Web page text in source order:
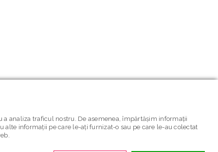
analiza traficul nostru. De asemenea, împărtășim informații
informații pe care le-ați furnizat-o sau pe care le-au colectat